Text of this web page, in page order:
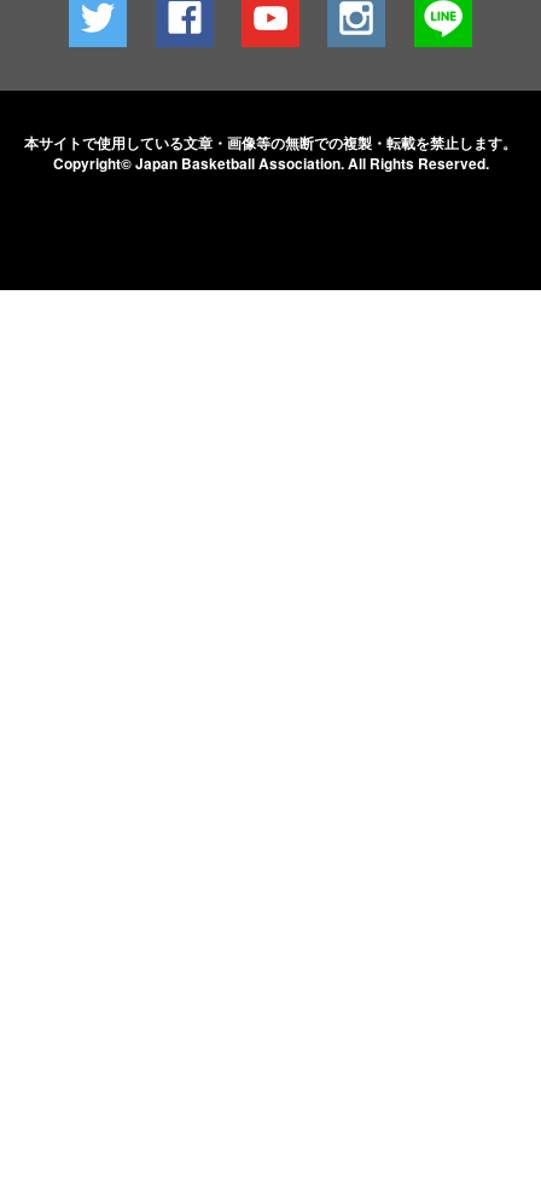
本サイトで使用している文章・画像等の無断での複製・転載を禁止します。
Copyright© Japan Basketball Association.All Rights Reserved.